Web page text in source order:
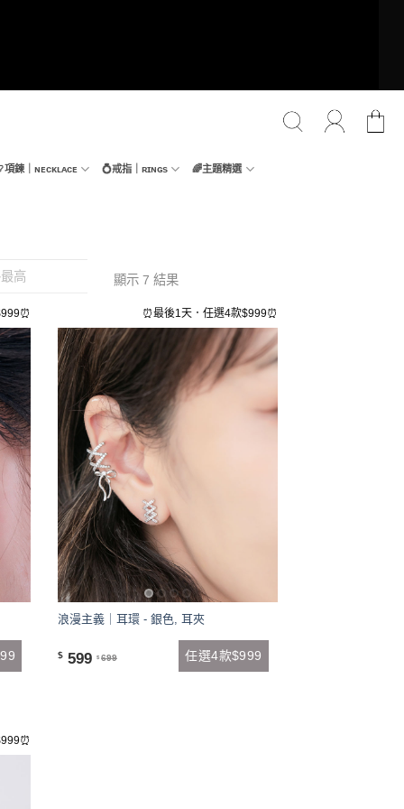
項鍊｜ɴᴇᴄᴋʟᴀᴄᴇ 💍戒指｜ʀɪɴɢs 🌈主題精選
高 顯示 7 結果
⏰最後1天．任選4款$999⏰
浪漫主義｜耳環 - 銀色, 耳夾
$ 599 $ 699 任選4款$999